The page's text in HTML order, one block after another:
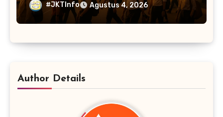
#JKTInfo Agustus 4, 2026
Author Details